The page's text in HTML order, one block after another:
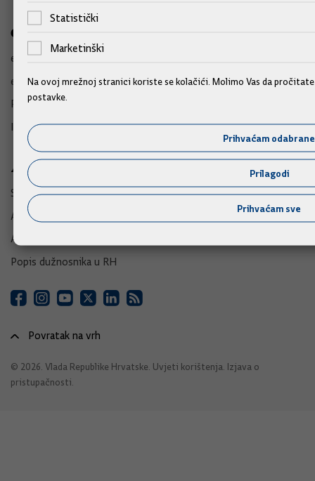
e-Građani
e-Građani
e-Savjetovanja
Portal otvorenih podataka RH
Izvozni portal
Adresar
Središnji katalog službenih dokumenata RH
Adresar tijela javne vlasti
Adresar političkih stranaka u RH
Popis dužnosnika u RH
Povratak na vrh
© 2026. Vlada Republike Hrvatske. Uvjeti korištenja Izjava o
pristupačnosti
Statistički
Marketinški
Na ovoj mrežnoj stranici koriste se kolačići. Molimo Vas da
postavke.
Prihvaćam odabrane
Prilagodi
Prihvaćam sve